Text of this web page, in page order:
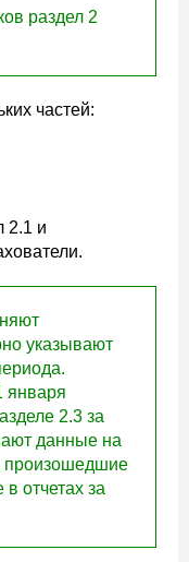
раздел 2
частей:
2.1 и
указывают
января
2.3 за
данные на
произошедшие
отчетах за